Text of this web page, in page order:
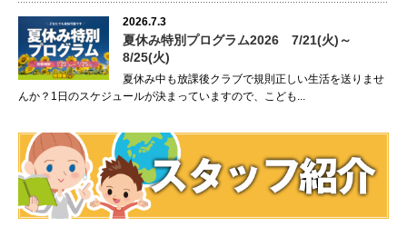
2026.7.3
夏休み特別プログラム2026 7/21(火)～
8/25(火)
夏休み中も放課後クラブで規則正しい生活を送りませ
んか？1日のスケジュールが決まっていますので、こども...